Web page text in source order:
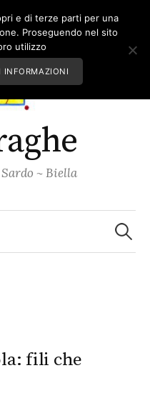
~ Biella
per:
fili che
e di terze parti per una
Proseguendo nel sito
utilizzo
INFORMAZIONI